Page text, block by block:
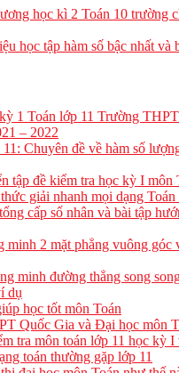
học kì 2 Toán 10 trường
học tập hàm số bậc nhất và
1 Toán lớp 11 Trường
– 2022
Chuyên đề về hàm số
tập đề kiểm tra học kỳ I môn
giải nhanh mọi dạng Toán
cấp số nhân và bài tập
minh 2 mặt phẳng vuông góc
minh đường thẳng song
dụ
học tốt môn Toán
Quốc Gia và Đại học môn
tra môn toán lớp 11 học kỳ I
toán thường gặp lớp 11